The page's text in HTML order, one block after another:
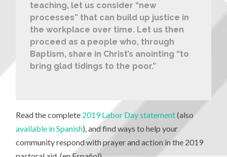
teaching, let us consider “new
processes” that can build up justice in
the workplace over time. Let us then
proceed as a people who, through
Baptism, share in Christ’s anointing “to
bring glad tidings to the poor.”
Read the complete 2019 Labor Day statement(also
available in Spanish), and find ways to help your
community respond with prayer and action in the 2019